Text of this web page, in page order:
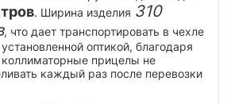
. Ширина изделия 310
, что дает транспортировать в чехле
оптикой, благодаря
коллиматорные прицелы не
каждый раз после перевозки